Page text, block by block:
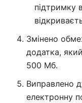
підтримку
Змінено
додатка,
500 Мб.
Виправлено
електронну